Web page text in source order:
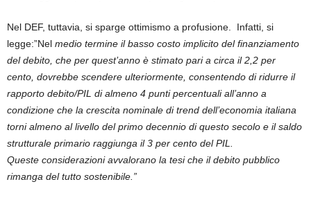
Nel DEF, tuttavia, si sparge ottimismo a profusione. Infatti, si
legge:”Nel medio termine il basso costo implicito del finanziamento
del debito, che per quest’anno è stimato pari a circa il 2,2 per
cento, dovrebbe scendere ulteriormente, consentendo di ridurre il
rapporto debito/PIL di almeno 4 punti percentuali all’anno a
condizione che la crescita nominale di trend dell’economia italiana
torni almeno al livello del primo decennio di questo secolo e il saldo
strutturale primario raggiunga il 3 per cento del PIL.
Queste considerazioni avvalorano la tesi che il debito pubblico
rimanga del tutto sostenibile.”